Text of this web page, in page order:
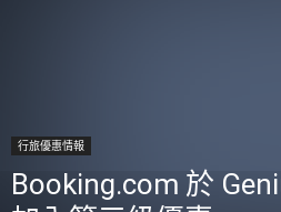
行旅優惠情報
Booking.com 於